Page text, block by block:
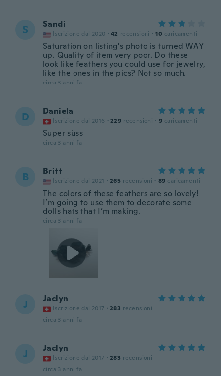
S Sandi
Iscrizione dal 2020 · 42 recensioni · 10 caricamenti
Saturation on listing's photo is turned WAY
up. Quality of item very poor. Do these
look like feathers you could use for jewelry,
like the ones in the pics? Not so much.
circa 3 anni fa
D Daniela
Iscrizione dal 2016 · 229 recensioni · 9 caricamenti
Super süss
circa 3 anni fa
B Britt
Iscrizione dal 2021 · 265 recensioni · 89 caricamenti
The colors of these feathers are so lovely!
I’m going to use them to decorate some
dolls hats that I’m making.
circa 3 anni fa
J Jaclyn
Iscrizione dal 2017 · 283 recensioni
circa 3 anni fa
J Jaclyn
Iscrizione dal 2017 · 283 recensioni
circa 3 anni fa